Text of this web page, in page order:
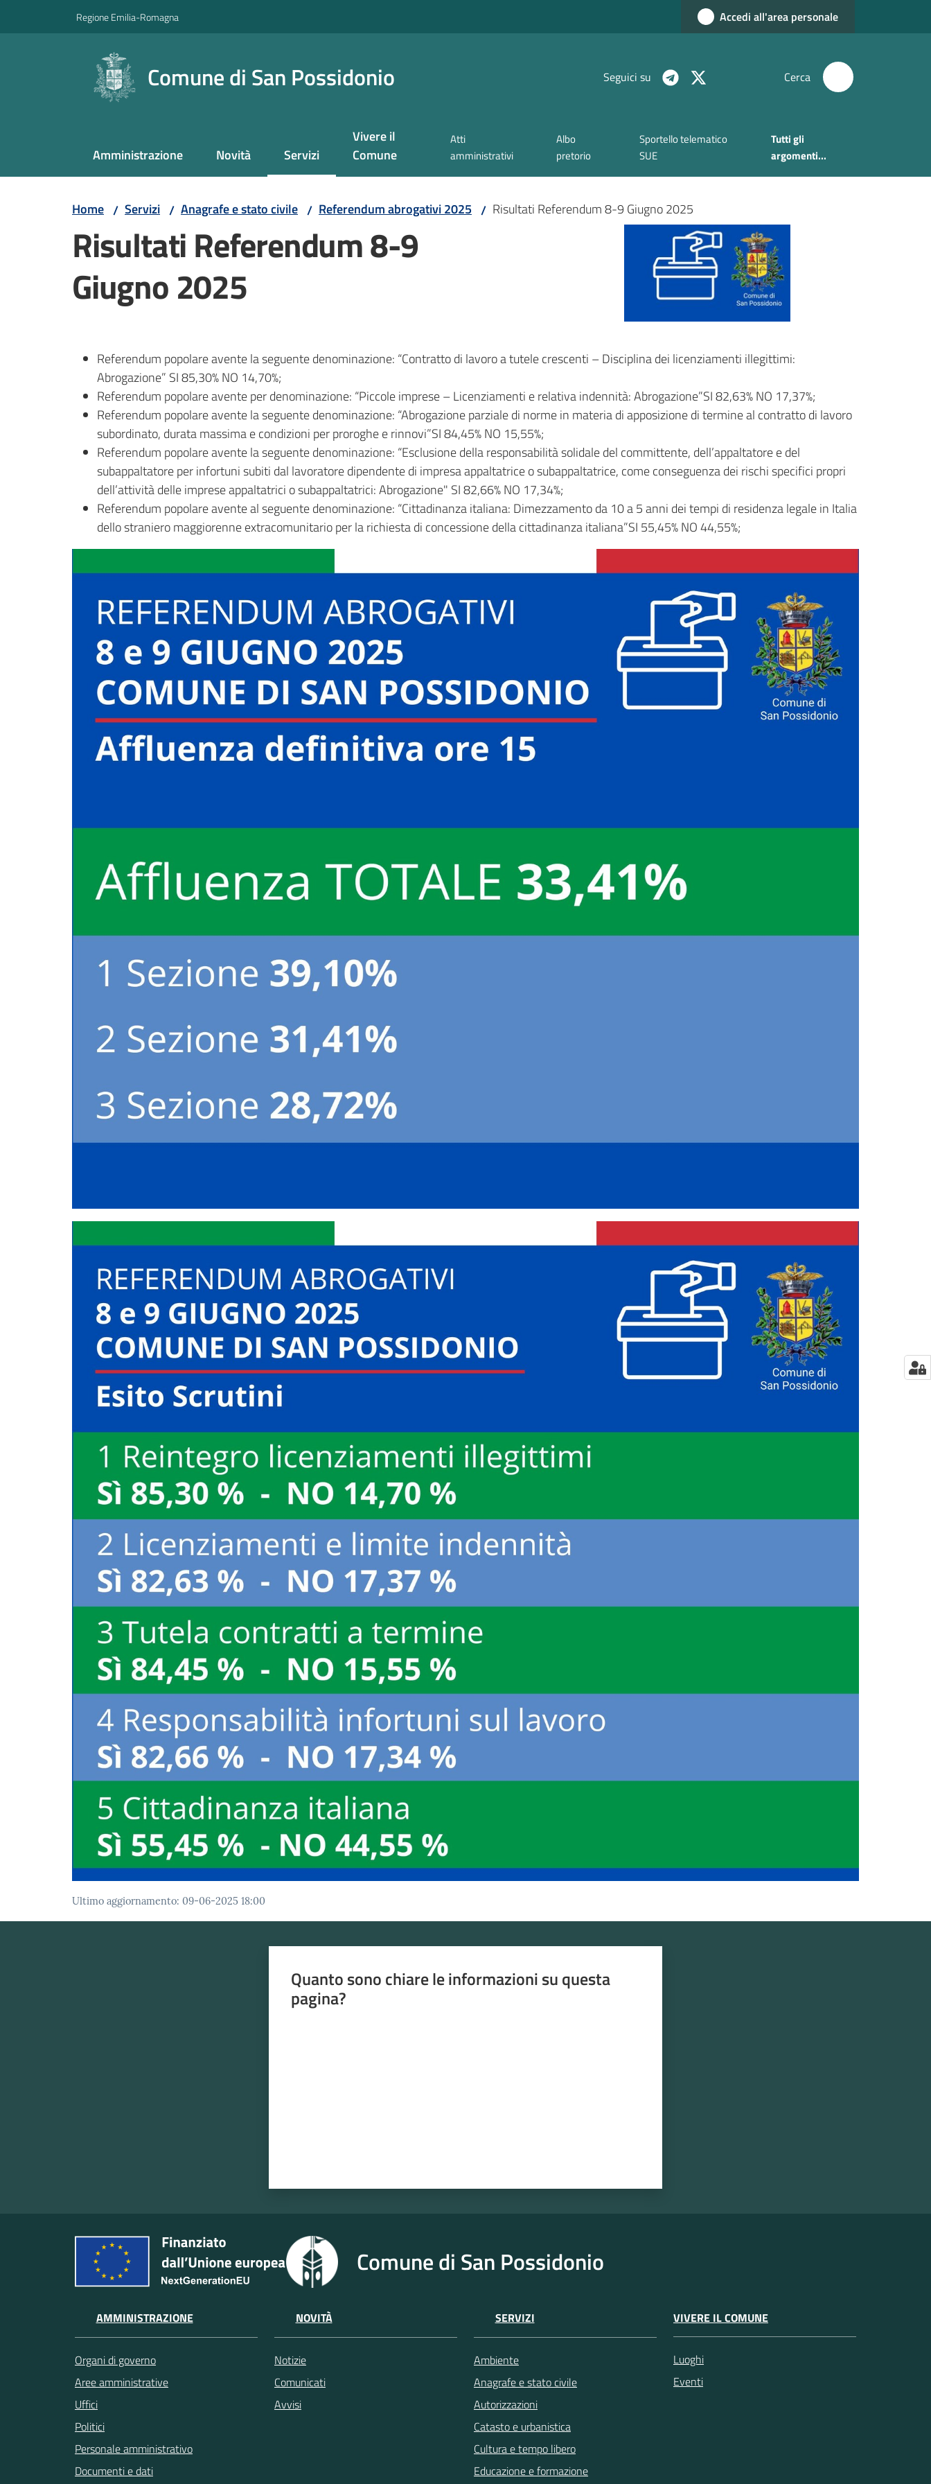
Regione Emilia-Romagna Accedi all'area personale
Comune di San Possidonio Seguici su Cerca
Amministrazione Novità Servizi
Menu selezionato
Vivere il
Comune
Atti
amministrativi
Albo
pretorio
Sportello telematico
SUE
Tutti gli
argomenti...
Home / Servizi / Anagrafe e stato civile / Referendum abrogativi 2025 / Risultati Referendum 8-9 Giugno 2025
Risultati Referendum 8-9
Giugno 2025
Referendum popolare avente la seguente denominazione: “Contratto di lavoro a tutele crescenti – Disciplina dei licenziamenti illegittimi:
Abrogazione” SI 85,30% NO 14,70%;
Referendum popolare avente per denominazione: “Piccole imprese – Licenziamenti e relativa indennità: Abrogazione”SI 82,63% NO 17,37%;
Referendum popolare avente la seguente denominazione: “Abrogazione parziale di norme in materia di apposizione di termine al contratto di lavoro
subordinato, durata massima e condizioni per proroghe e rinnovi”SI 84,45% NO 15,55%;
Referendum popolare avente la seguente denominazione: “Esclusione della responsabilità solidale del committente, dell’appaltatore e del
subappaltatore per infortuni subiti dal lavoratore dipendente di impresa appaltatrice o subappaltatrice, come conseguenza dei rischi specifici propri
dell’attività delle imprese appaltatrici o subappaltatrici: Abrogazione" SI 82,66% NO 17,34%;
Referendum popolare avente al seguente denominazione: “Cittadinanza italiana: Dimezzamento da 10 a 5 anni dei tempi di residenza legale in Italia
dello straniero maggiorenne extracomunitario per la richiesta di concessione della cittadinanza italiana”SI 55,45% NO 44,55%;
Ultimo aggiornamento: 09-06-2025 18:00
Quanto sono chiare le informazioni su questa
pagina?
Comune di San Possidonio
AMMINISTRAZIONE
Organi di governo
Aree amministrative
Uffici
Politici
Personale amministrativo
Documenti e dati
NOVITÀ
Notizie
Comunicati
Avvisi
SERVIZI
Ambiente
Anagrafe e stato civile
Autorizzazioni
Catasto e urbanistica
Cultura e tempo libero
Educazione e formazione
VIVERE IL COMUNE
Luoghi
Eventi